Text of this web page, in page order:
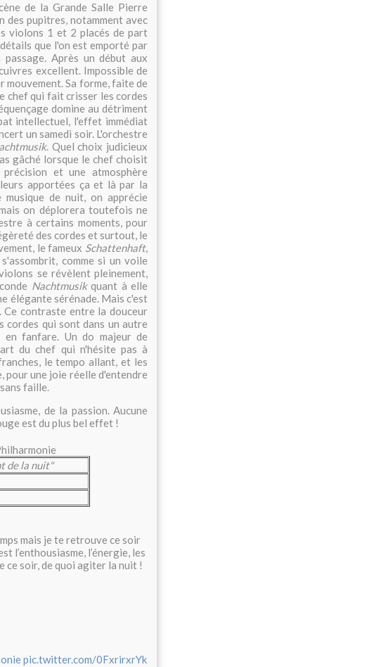
de la Grande Salle Pierre
pupitres, notamment avec
violons 1 et 2 placés de part
que l'on est emporté par
Après un début aux
excellent. Impossible de
mouvement. Sa forme, faite de
chef qui fait crisser les cordes
domine au détriment
intellectuel, l'effet immédiat
un samedi soir. L'orchestre
. Quel choix judicieux
gâché lorsque le chef choisit
et une atmosphère
apportées ça et là par la
de nuit, on apprécie
on déplorera toutefois ne
à certains moments, pour
des cordes et surtout, le
le fameux Schattenhaft,
comme si un voile
se révèlent pleinement,
Nachtmusikquant à elle
élégante sérénade. Mais c'est
Ce contraste entre la douceur
cordes qui sont dans un autre
fanfare. Un do majeur de
du chef qui n'hésite pas à
le tempo allant, et les
pour une joie réelle d'entendre
faille.
de la passion. Aucune
est du plus bel effet !
de la nuit"
mais je te retrouve ce soir
l’enthousiasme, l’énergie, les
ce soir, de quoi agiter la nuit !
pic.twitter.com/0FxrirxrYk